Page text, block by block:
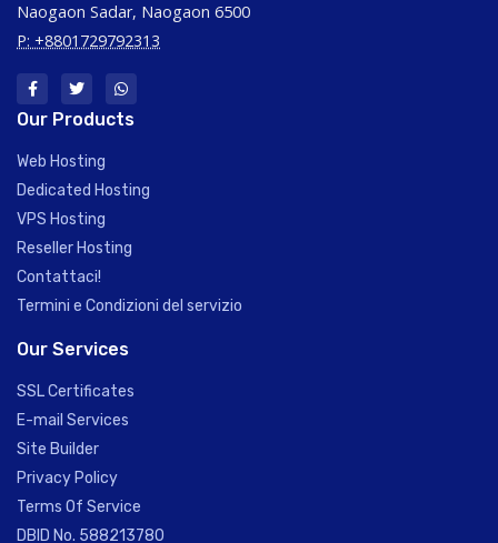
Naogaon Sadar, Naogaon 6500
P: +8801729792313
Our Products
Web Hosting
Dedicated Hosting
VPS Hosting
Reseller Hosting
Contattaci!
Termini e Condizioni del servizio
Our Services
SSL Certificates
E-mail Services
Site Builder
Privacy Policy
Terms Of Service
DBID No. 588213780